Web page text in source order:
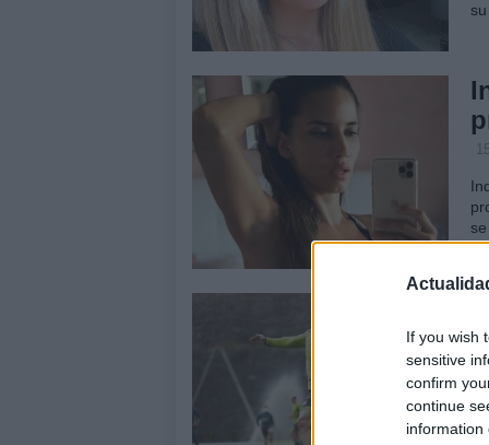
If you wish
sensitive
confirm
continue
information
El